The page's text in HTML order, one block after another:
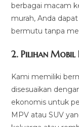
berbagai macam
murah, Anda
bermutu tanpa
2. Pilihan Mobil
Kami memiliki
disesuaikan
ekonomis untuk
MPV atau SUV